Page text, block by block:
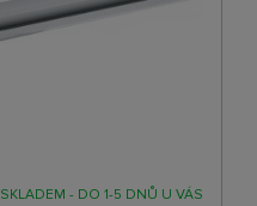
SKLADEM - DO 1-5 DNŮ U VÁS